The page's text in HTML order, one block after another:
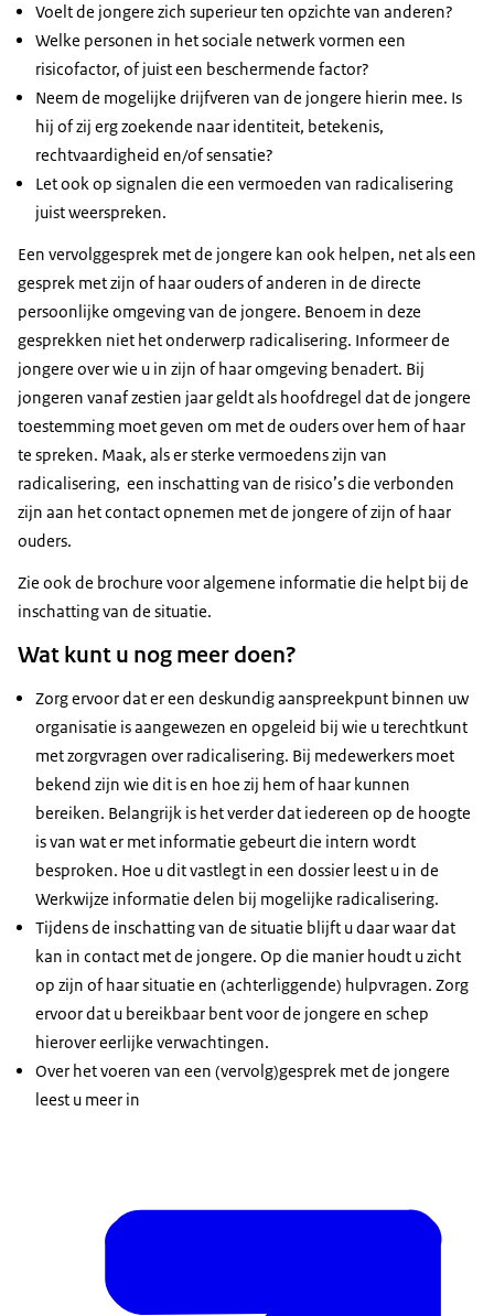
Voelt de jongere zich superieur ten opzichte van anderen?
Welke personen in het sociale netwerk vormen een
risicofactor, of juist een beschermende factor?
Neem de mogelijke drijfveren van de jongere hierin mee. Is
hij of zij erg zoekende naar identiteit, betekenis,
rechtvaardigheid en/of sensatie?
Let ook op signalen die een vermoeden van radicalisering
juist weerspreken.
Een vervolggesprek met de jongere kan ook helpen, net als een
gesprek met zijn of haar ouders of anderen in de directe
persoonlijke omgeving van de jongere. Benoem in deze
gesprekken niet het onderwerp radicalisering. Informeer de
jongere over wie u in zijn of haar omgeving benadert. Bij
jongeren vanaf zestien jaar geldt als hoofdregel dat de jongere
toestemming moet geven om met de ouders over hem of haar
te spreken. Maak, als er sterke vermoedens zijn van
radicalisering, een inschatting van de risico’s die verbonden
zijn aan het contact opnemen met de jongere of zijn of haar
ouders.
Zie ookde brochure voor algemene informatie die helpt bij de
inschatting van de situatie.
Wat kunt u nog meer doen?
Zorg ervoor dat er een deskundig aanspreekpunt binnen uw
organisatie is aangewezen en opgeleid bij wie u terechtkunt
met zorgvragen over radicalisering. Bij medewerkers moet
bekend zijn wie dit is en hoe zij hem of haar kunnen
bereiken. Belangrijk is het verder dat iedereen op de hoogte
is van wat er met informatie gebeurt die intern wordt
besproken. Hoe u dit vastlegt in een dossier leest u in de
Werkwijze informatie delen bij mogelijke radicalisering.
Tijdens de inschatting van de situatie blijft u daar waar dat
kan in contact met de jongere. Op die manier houdt u zicht
op zijn of haar situatie en (achterliggende) hulpvragen. Zorg
ervoor dat u bereikbaar bent voor de jongere en schep
hierover eerlijke verwachtingen.
Over het voeren van een (vervolg)gesprek met de jongere
leest u meer in